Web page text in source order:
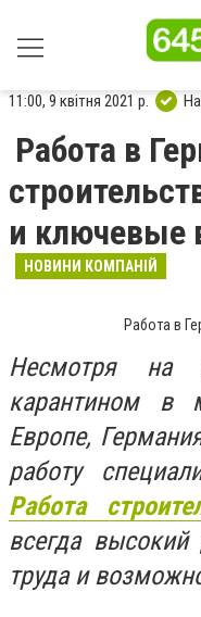
11:00, 9 квітня 2021 р.
Работа в
и ключевые
НОВИНИ КОМПАНІЙ
Работа в
Несмотря на
карантином в
Европе,
работу
Работа
всегда
труда и